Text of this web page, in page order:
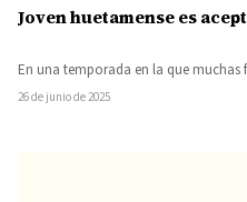
Joven huetamense es
En una temporada en la que
26 de junio de 2025